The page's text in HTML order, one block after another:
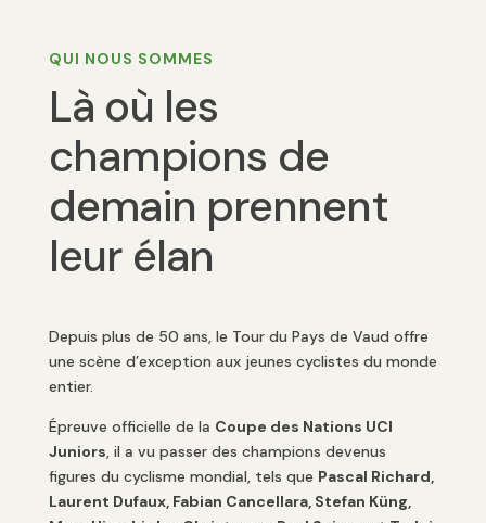
QUI NOUS SOMMES
Là où les
champions de
demain prennent
leur élan
Depuis plus de 50 ans, le Tour du Pays de Vaud offre
une scène d’exception aux jeunes cyclistes du monde
entier.
Épreuve officielle de la Coupe des Nations UCI
Juniors, il a vu passer des champions devenus
figures du cyclisme mondial, tels que Pascal Richard,
Laurent Dufaux, Fabian Cancellara, Stefan Küng,